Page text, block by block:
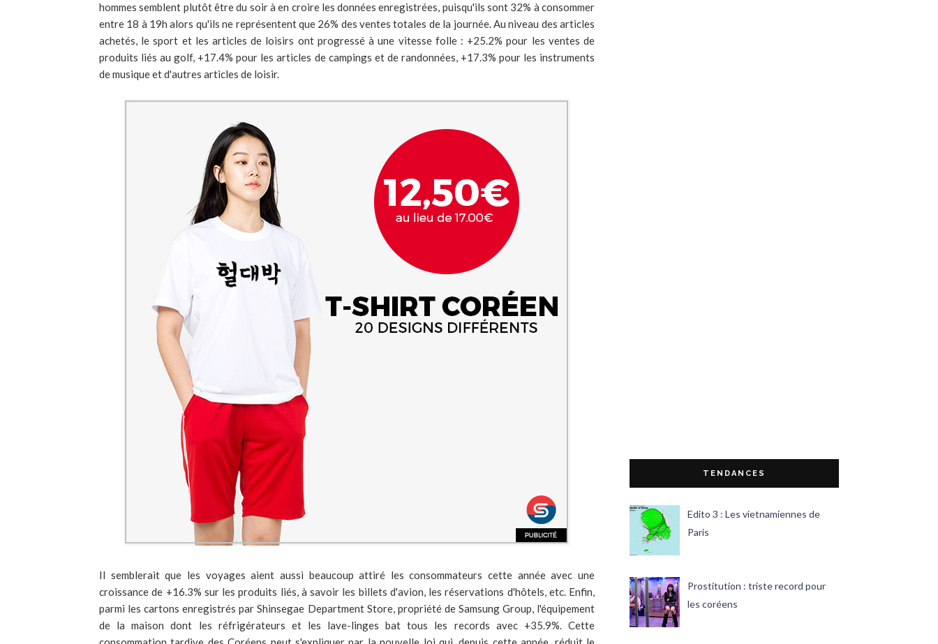
hommes semblent plutôt être du soir à en croire les données enregistrées, puisqu'ils sont 32% à consommer
entre 18 à 19h alors qu'ils ne représentent que 26% des ventes totales de la journée. Au niveau des articles
achetés, le sport et les articles de loisirs ont progressé à une vitesse folle : +25.2% pour les ventes de
produits liés au golf, +17.4% pour les articles de campings et de randonnées, +17.3% pour les instruments
de musique et d'autres articles de loisir.
Il semblerait que les voyages aient aussi beaucoup attiré les consommateurs cette année avec une
croissance de +16.3% sur les produits liés, à savoir les billets d'avion, les réservations d'hôtels, etc. Enfin,
parmi les cartons enregistrés par Shinsegae Department Store, propriété de Samsung Group, l'équipement
de la maison dont les réfrigérateurs et les lave-linges bat tous les records avec +35.9%. Cette
TENDANCES
Edito 3 : Les vietnamiennes de
Paris
Prostitution : triste record pour
les coréens